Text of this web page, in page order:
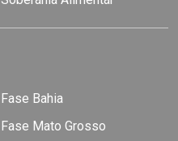
Fase Bahia
Fase Mato Grosso